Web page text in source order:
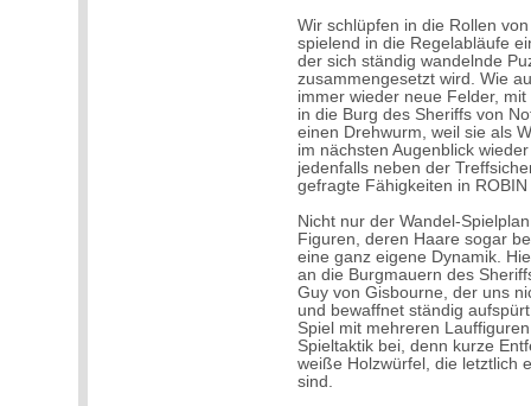
Wir schlüpfen in die Rollen
spielend in die Regelabläufe
der sich ständig wandelnde
zusammengesetzt wird. Wie
immer wieder neue Felder,
in die Burg des Sheriffs von
einen Drehwurm, weil sie als
im nächsten Augenblick
jedenfalls neben der
gefragte Fähigkeiten in ROBIN
Nicht nur der Wandel-
Figuren, deren Haare sogar
eine ganz eigene Dynamik.
an die Burgmauern des
Guy von Gisbourne, der uns
und bewaffnet ständig
Spiel mit mehreren
Spieltaktik bei, denn kurze
weiße Holzwürfel, die letztlich
sind.